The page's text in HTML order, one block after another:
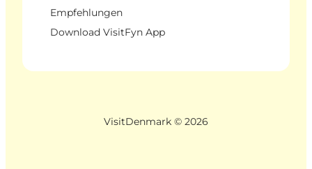
Empfehlungen
Download VisitFyn App
VisitDenmark © 2026